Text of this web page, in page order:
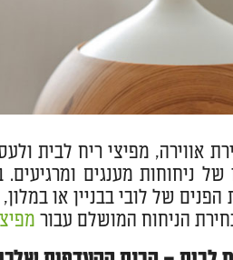
אווירה, מפיצי ריח לבית
ניחוחות מענגים
הפנים של לובי בבניין או
הניחוח המושלם עבור